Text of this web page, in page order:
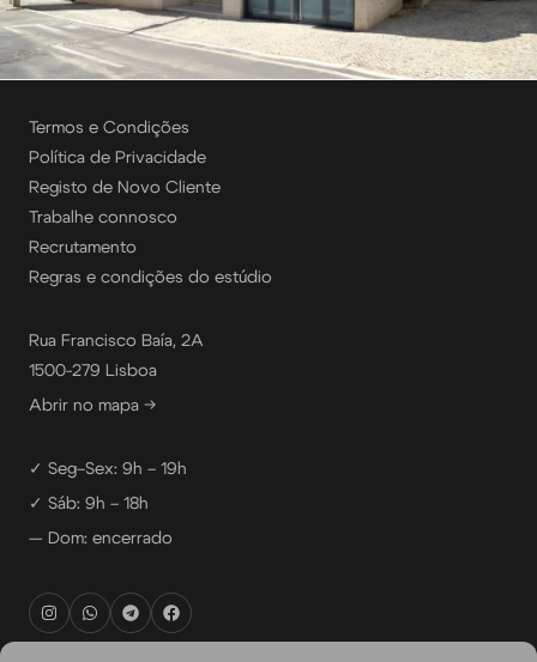
Termos e Condições
Política de Privacidade
Registo de Novo Cliente
Trabalhe connosco
Recrutamento
Regras e condições do estúdio
Rua Francisco Baía, 2A
1500-279 Lisboa
Abrir no mapa →
✓ Seg–Sex: 9h – 19h
✓ Sáb: 9h – 18h
— Dom: encerrado